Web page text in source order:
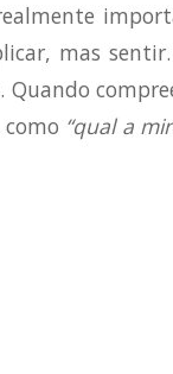
mas sentir.
“qual a